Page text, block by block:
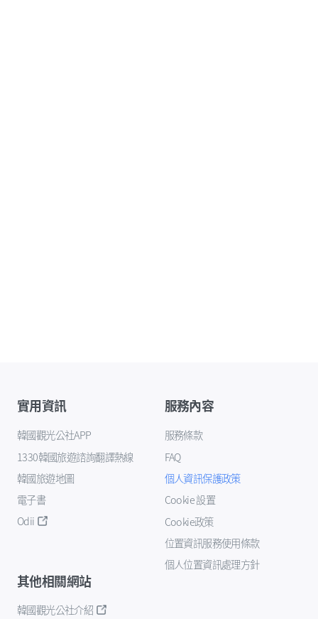
實用資訊
韓國觀光公社APP
1330韓國旅遊諮詢翻譯熱線
韓國旅遊地圖
電子書
Odii
服務內容
服務條款
FAQ
個人資訊保護政策
Cookie 設置
Cookie政策
位置資訊服務使用條款
個人位置資訊處理方針
其他相關網站
韓國觀光公社介紹